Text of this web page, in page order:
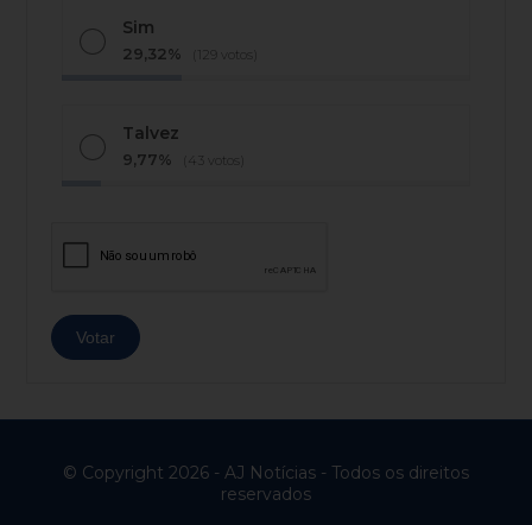
Sim
29,32% (129 votos)
Talvez
9,77% (43 votos)
© Copyright 2026 - AJ Notícias - Todos os direitos
reservados